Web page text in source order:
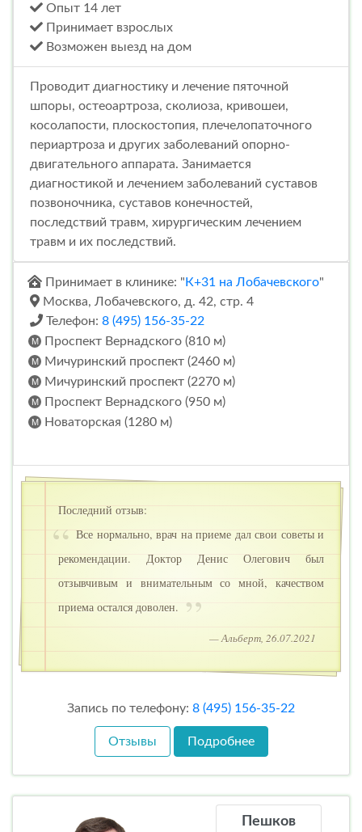
Опыт 14 лет
Принимает взрослых
Возможен выезд на дом
Проводит диагностику и лечение пяточной
шпоры, остеоартроза, сколиоза, кривошеи,
косолапости, плоскостопия, плечелопаточного
периартроза и других заболеваний опорно-
двигательного аппарата. Занимается
диагностикой и лечением заболеваний суставов
позвоночника, суставов конечностей,
последствий травм, хирургическим лечением
травм и их последствий.
Принимает в клинике: " К+31 на Лобачевского"
Москва, Лобачевского, д. 42, стр. 4
Телефон: 8 (495) 156-35-22
Проспект Вернадского (810 м)
Мичуринский проспект (2460 м)
Мичуринский проспект (2270 м)
Проспект Вернадского (950 м)
Новаторская (1280 м)
Последний отзыв:
Все нормально, врач на приеме дал свои советы и
рекомендации. Доктор Денис Олегович был
отзывчивым и внимательным со мной, качеством
приема остался доволен.
— Альберт, 26.07.2021
Запись по телефону: 8 (495) 156-35-22
Отзывы Подробнее
Пешков